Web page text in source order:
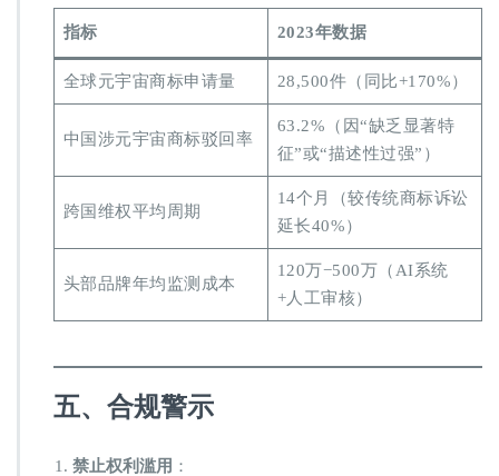
​指标​ ​2023年数据​
全球元宇宙商标申请量 28,500件（同比+170%）
中国涉元宇宙商标驳回率
63.2%（因“缺乏显著特
征”或“描述性过强”）
跨国维权平均周期
14个月（较传统商标诉讼
延长40%）
头部品牌年均监测成本
120万−500万（AI系统
+人工审核）
​五、合规警示​
​禁止权利滥用​ ​：